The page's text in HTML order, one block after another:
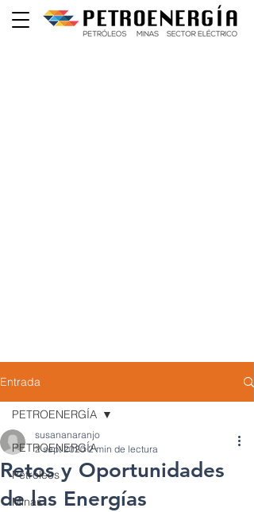
Entrada
PETROENERGÍA
Petróleos
Minas
PETROENERGÍA
Retos y Oportunidades
de las Energías
susananaranjo
2 sept 2020 2 min de lectura